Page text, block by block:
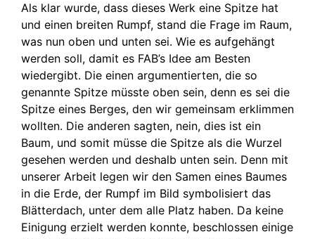
Als klar wurde, dass dieses Werk eine Spitze hat
und einen breiten Rumpf, stand die Frage im Raum,
was nun oben und unten sei. Wie es aufgehängt
werden soll, damit es FAB’s Idee am Besten
wiedergibt. Die einen argumentierten, die so
genannte Spitze müsste oben sein, denn es sei die
Spitze eines Berges, den wir gemeinsam erklimmen
wollten. Die anderen sagten, nein, dies ist ein
Baum, und somit müsse die Spitze als die Wurzel
gesehen werden und deshalb unten sein. Denn mit
unserer Arbeit legen wir den Samen eines Baumes
in die Erde, der Rumpf im Bild symbolisiert das
Blätterdach, unter dem alle Platz haben. Da keine
Einigung erzielt werden konnte, beschlossen einige